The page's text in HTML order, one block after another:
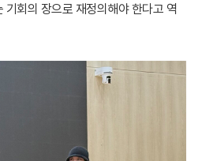
회의 장으로 재정의해야 한다고 역